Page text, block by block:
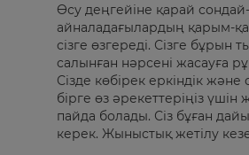
Өсу деңгейіне қарай
айналадағылардың қарым-
сізге өзгереді. Сізге бұрын
салынған нәрсені жасауға
Сізде көбірек еркіндік
бірге өз әрекеттеріңіз үшін
пайда болады. Сіз бұған
керек. Жыныстық жетілу